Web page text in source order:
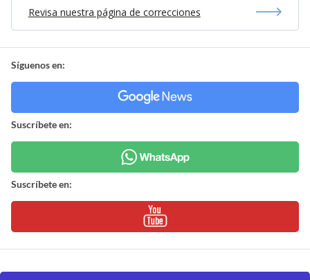
Revisa nuestra página de correcciones
Síguenos en:
Suscríbete en:
Suscríbete en: